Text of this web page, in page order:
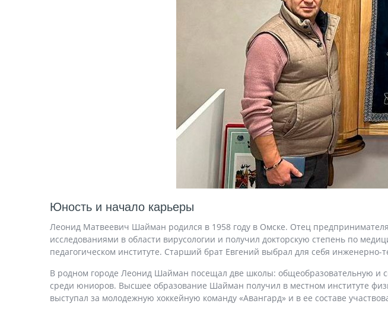
Юность и начало карьеры
Леонид Матвеевич Шайман родился в 1958 году в Омске. Отец
исследованиями в области вирусологии и получил докторскую степень по
педагогическом институте. Старший брат Евгений выбрал для себя инженерно-
В родном городе Леонид Шайман посещал две школы: общеобразовательную и
среди юниоров. Высшее образование Шайман получил в местном институте
выступал за молодежную хоккейную команду «Авангард» и в ее составе